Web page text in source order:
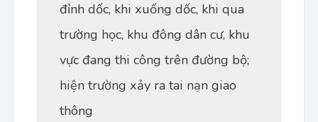
đỉnh dốc, khi xuống dốc, khi qua
trường học, khu đông dân cư, khu
vực đang thi công trên đường bộ;
hiện trường xảy ra tai nạn giao
thông